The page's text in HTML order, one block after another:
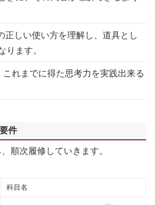
正しい使い方を理解し、道具とし
ります。
れまでに得た思考力を実践出来る
件
順次履修していきます。
科目名